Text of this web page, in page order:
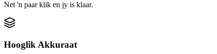
Net 'n paar klik en jy is klaar.
Hooglik Akkuraat